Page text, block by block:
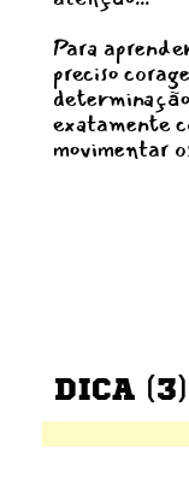
Para
preciso
exatamente
movimentar
DICA (3)